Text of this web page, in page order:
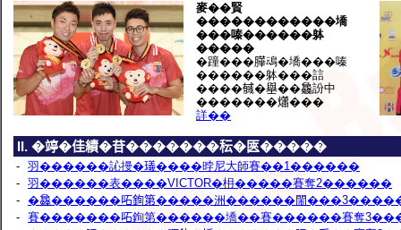
麥��賢
������������墧
���嗪������躰
�����
�蹱���𦠜䲰�墧���嗪
������躰���誩
����𢒰�𡒊��𣬚訜中
�������𤑳���
詳��
II. �𥪜�佳績�苷�������秐�匧�����
‑ 羽������訫摱�𤩺����㫲尼大師賽��1������
‑ 羽������表����VICTOR�枏�����賽奪2������
‑ �𣬚������𠰴銁第�����洲������閙
‑ 賽�������𠰴銁第������墧��賽������賽奪